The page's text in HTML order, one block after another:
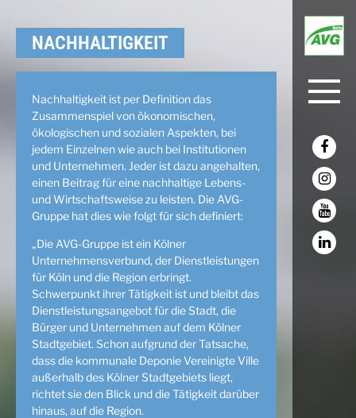
NACHHALTIG­KEIT
Nachhaltigkeit ist per Definition das
Zusammenspiel von ökonomischen,
ökologischen und sozialen Aspekten, bei
jedem Einzelnen wie auch bei Institutionen
und Unternehmen. Jeder ist dazu angehalten,
einen Beitrag für eine nachhaltige Lebens-
und Wirtschaftsweise zu leisten. Die AVG-
Gruppe hat dies wie folgt für sich definiert:
„Die AVG-Gruppe ist ein Kölner
Unternehmensverbund, der Dienstleistungen
für Köln und die Region erbringt.
Schwerpunkt ihrer Tätigkeit ist und bleibt das
Dienstleistungsangebot für die Stadt, die
Bürger und Unternehmen auf dem Kölner
Stadtgebiet. Schon aufgrund der Tatsache,
dass die kommunale Deponie Vereinigte Ville
außerhalb des Kölner Stadtgebiets liegt,
richtet sie den Blick und die Tätigkeit darüber
hinaus, auf die Region.